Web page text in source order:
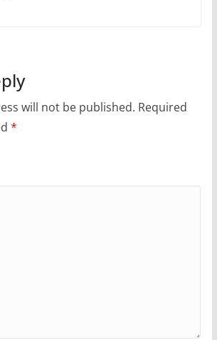
will not be published. Required
*